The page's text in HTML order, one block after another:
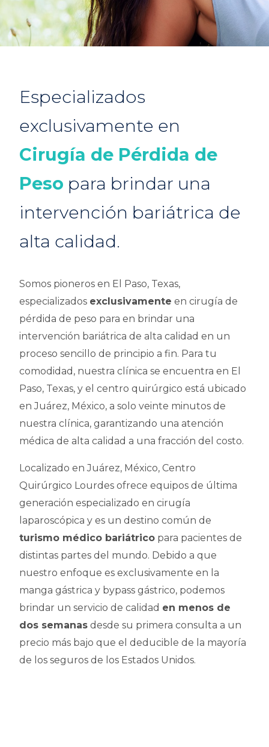
Especializados
exclusivamente en
Cirugía de Pérdida de
Peso para brindar una
intervención bariátrica de
alta calidad.
Somos pioneros en El Paso, Texas,
especializados exclusivamente en cirugía de
pérdida de peso para en brindar una
intervención bariátrica de alta calidad en un
proceso sencillo de principio a fin. Para tu
comodidad, nuestra clínica se encuentra en El
Paso, Texas, y el centro quirúrgico está ubicado
en Juárez, México, a solo veinte minutos de
nuestra clínica, garantizando una atención
médica de alta calidad a una fracción del costo.
Localizado en Juárez, México, Centro
Quirúrgico Lourdes ofrece equipos de última
generación especializado en cirugía
laparoscópica y es un destino común de
turismo médico bariátrico para pacientes de
distintas partes del mundo. Debido a que
nuestro enfoque es exclusivamente en la
manga gástrica y bypass gástrico, podemos
brindar un servicio de calidad en menos de
dos semanas desde su primera consulta a un
precio más bajo que el deducible de la mayoría
de los seguros de los Estados Unidos.